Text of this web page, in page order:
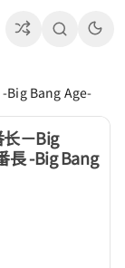
-Big Bang Age-
长－Big
長 -Big Bang